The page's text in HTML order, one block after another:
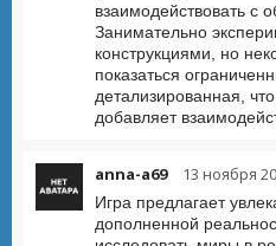
взаимодействовать с
Занимательно
конструкциями, но
показаться
детализированная,
добавляет
anna-a69 13 ноября
Игра предлагает
дополненной